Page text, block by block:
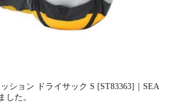
ション ドライサック S [ST83363]｜SEA
した。